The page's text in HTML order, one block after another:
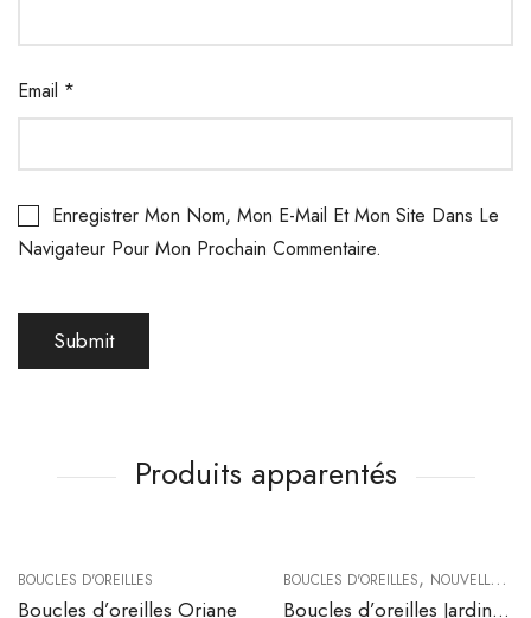
Email *
Enregistrer Mon Nom, Mon E-Mail Et Mon Site Dans Le
Navigateur Pour Mon Prochain Commentaire.
Produits apparentés
BOUCLES D'OREILLES
Boucles d’oreilles Oriane
BOUCLES D'OREILLES, NOUVELLE COLLECTION
Boucles d’oreilles Jardin de Lune